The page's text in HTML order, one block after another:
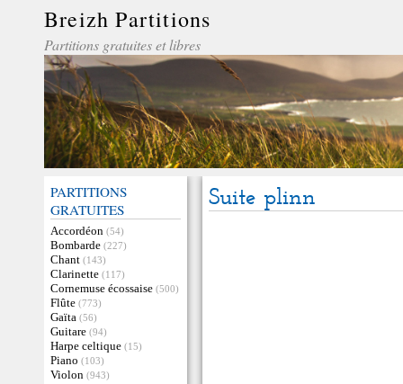
Breizh Partitions
Partitions gratuites et libres
PARTITIONS
GRATUITES
Accordéon (54)
Bombarde (227)
Chant (143)
Clarinette (117)
Cornemuse écossaise (500)
Flûte (773)
Gaïta (56)
Guitare (94)
Harpe celtique (15)
Piano (103)
Violon (943)
Suite plinn